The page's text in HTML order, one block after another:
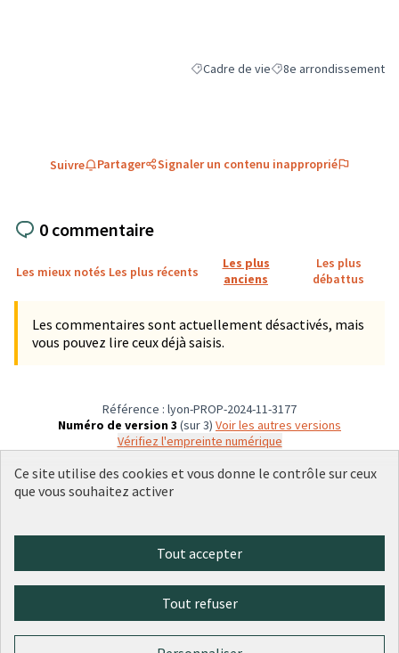
Filtrer les résultats de la catégorie :
Cadre de vieFiltrer les résultats
8e arrondissement
Suivre Partager Signaler un contenu inapproprié
0 commentaire
Les mieux notés Les plus récents
Les plus
anciens
Les plus
débattus
Les commentaires sont actuellement désactivés, mais
vous pouvez lire ceux déjà saisis.
Référence : lyon-PROP-2024-11-3177
Numéro de version 3 (sur 3)
voir les autres versions
Vérifiez l'empreinte numérique
(Lien externe)
(Lien externe)
(Lien externe)
(Lien externe)
(Lien externe)
(Lien externe)Open Source Politics grâce au
Licence
(Lien
Ce site utilise des cookies et vous donne le contrôle sur ceux
que vous souhaitez activer
Tout accepter
Tout refuser